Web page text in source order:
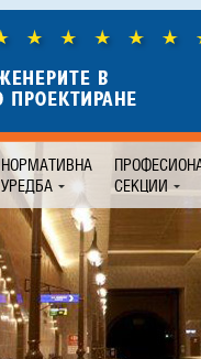
НОРМАТИВНА
УРЕДБА
СЕКЦИИ